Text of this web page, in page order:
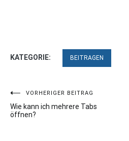
KATEGORIE: BEITRAGEN
Beitragsnavigation
VORHERIGER BEITRAG
Wie kann ich mehrere Tabs
öffnen?